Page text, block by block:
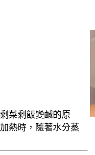
菜剩飯變鹹的原
熱時，隨著水分蒸